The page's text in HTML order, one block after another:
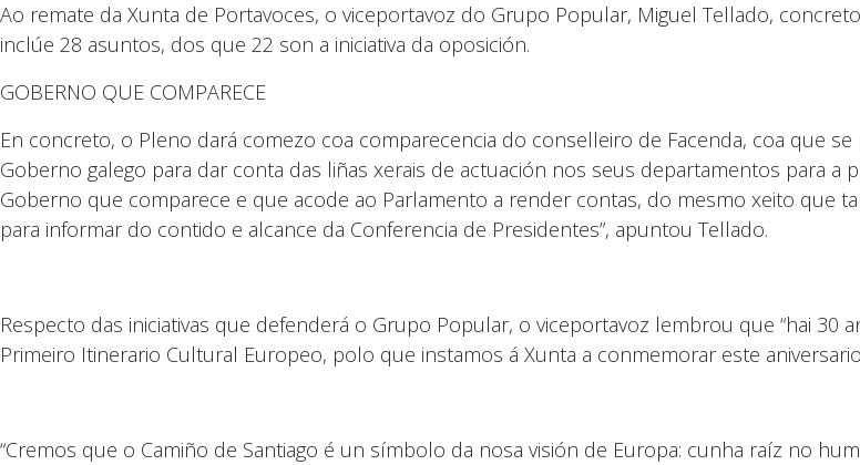
Ao remate da Xunta de Portavoces, o viceportavoz do Grupo Popular, Miguel Tellado,
inclúe 28 asuntos, dos que 22 son a iniciativa da oposición.
GOBERNO QUE COMPARECE
En concreto, o Pleno dará comezo coa comparecencia do conselleiro de Facenda, coa que
Goberno galego para dar conta das liñas xerais de actuación nos seus departamentos para a
Goberno que comparece e que acode ao Parlamento a render contas, do mesmo xeito que
para informar do contido e alcance da Conferencia de Presidentes”, apuntou Tellado.
Respecto das iniciativas que defenderá o Grupo Popular, o viceportavoz lembrou que “hai 30
Primeiro Itinerario Cultural Europeo, polo que instamos á Xunta a conmemorar este
“Cremos que o Camiño de Santiago é un símbolo da nosa visión de Europa: cunha raíz no